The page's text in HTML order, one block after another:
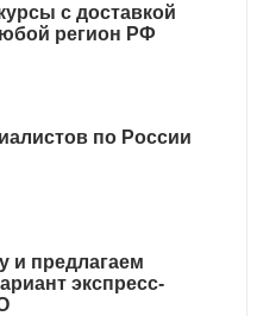
с доставкой
регион РФ
по России
и предлагаем
экспресс-